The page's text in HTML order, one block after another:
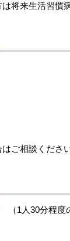
将来生活習慣
ご相談ください
1人30分程度